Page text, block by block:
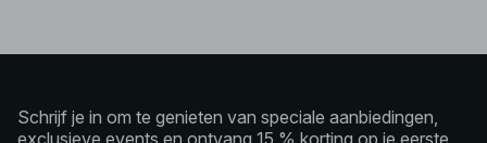
Schrijf je in om te genieten van speciale aanbiedingen,
exclusieve events en ontvang 15 % korting op je eerste